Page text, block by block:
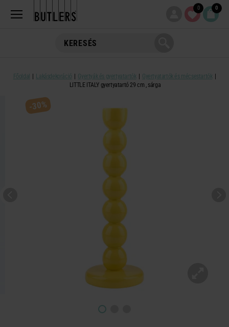
0 0
Főoldal Lakásdekoráció Gyertyák és gyertyatartók
Gyertyatartók és mécsestartók
LITTLE ITALY gyertyatartó 29 cm , sárga
-30%